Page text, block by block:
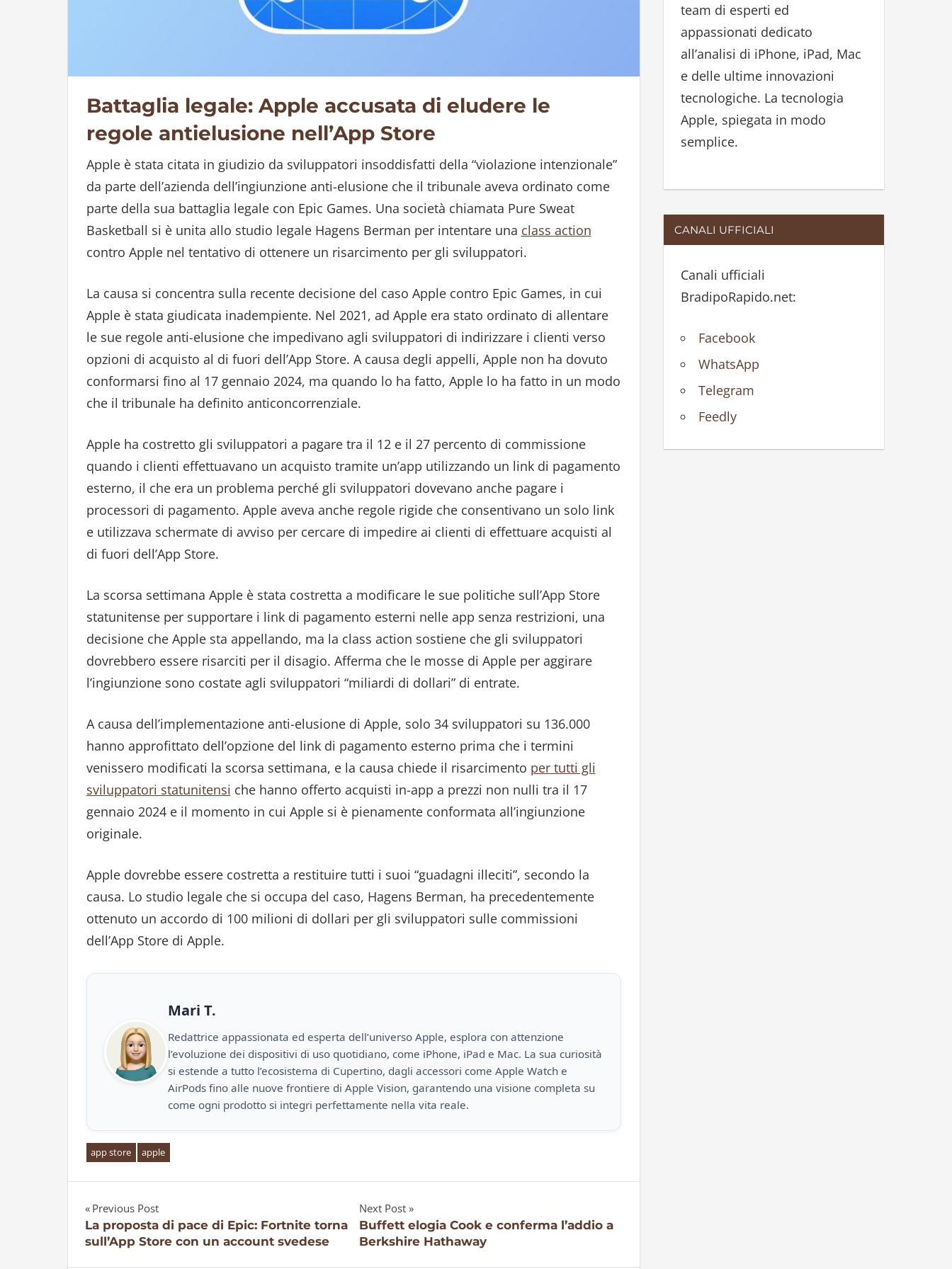
Battaglia legale: Apple accusata di eludere le
regole antielusione nell’App Store
Apple è stata citata in giudizio da sviluppatori insoddisfatti della “violazione intenzionale”
da parte dell’azienda dell’ingiunzione anti-elusione che il tribunale aveva ordinato come
parte della sua battaglia legale con Epic Games. Una società chiamata Pure Sweat
Basketball si è unita allo studio legale Hagens Berman per intentare una class action
contro Apple nel tentativo di ottenere un risarcimento per gli sviluppatori.
La causa si concentra sulla recente decisione del caso Apple contro Epic Games, in cui
Apple è stata giudicata inadempiente. Nel 2021, ad Apple era stato ordinato di allentare
le sue regole anti-elusione che impedivano agli sviluppatori di indirizzare i clienti verso
opzioni di acquisto al di fuori dell’App Store. A causa degli appelli, Apple non ha dovuto
conformarsi fino al 17 gennaio 2024, ma quando lo ha fatto, Apple lo ha fatto in un modo
che il tribunale ha definito anticoncorrenziale.
Apple ha costretto gli sviluppatori a pagare tra il 12 e il 27 percento di commissione
quando i clienti effettuavano un acquisto tramite un’app utilizzando un link di pagamento
esterno, il che era un problema perché gli sviluppatori dovevano anche pagare i
processori di pagamento. Apple aveva anche regole rigide che consentivano un solo link
e utilizzava schermate di avviso per cercare di impedire ai clienti di effettuare acquisti al
di fuori dell’App Store.
La scorsa settimana Apple è stata costretta a modificare le sue politiche sull’App Store
statunitense per supportare i link di pagamento esterni nelle app senza restrizioni, una
decisione che Apple sta appellando, ma la class action sostiene che gli sviluppatori
dovrebbero essere risarciti per il disagio. Afferma che le mosse di Apple per aggirare
l’ingiunzione sono costate agli sviluppatori “miliardi di dollari” di entrate.
A causa dell’implementazione anti-elusione di Apple, solo 34 sviluppatori su 136.000
hanno approfittato dell’opzione del link di pagamento esterno prima che i termini
venissero modificati la scorsa settimana, e la causa chiede il risarcimento per tutti gli
sviluppatori statunitensi che hanno offerto acquisti in-app a prezzi non nulli tra il 17
gennaio 2024 e il momento in cui Apple si è pienamente conformata all’ingiunzione
originale.
Apple dovrebbe essere costretta a restituire tutti i suoi “guadagni illeciti”, secondo la
causa. Lo studio legale che si occupa del caso, Hagens Berman, ha precedentemente
ottenuto un accordo di 100 milioni di dollari per gli sviluppatori sulle commissioni
dell’App Store di Apple.
Mari T.
Redattrice appassionata ed esperta dell’universo Apple, esplora con attenzione
l’evoluzione dei dispositivi di uso quotidiano, come iPhone, iPad e Mac. La sua curiosità
si estende a tutto l’ecosistema di Cupertino, dagli accessori come Apple Watch e
AirPods fino alle nuove frontiere di Apple Vision, garantendo una visione completa su
come ogni prodotto si integri perfettamente nella vita reale.
app store apple
Navigazione
articoli
Previous Post
La proposta di pace di Epic: Fortnite torna
sull’App Store con un account svedese
Next Post
Buffett elogia Cook e conferma l’addio a
Berkshire Hathaway
:
team di esperti ed
appassionati dedicato
all’analisi di iPhone, iPad, Mac
e delle ultime innovazioni
tecnologiche. La tecnologia
Apple, spiegata in modo
semplice.
CANALI UFFICIALI
Canali ufficiali
BradipoRapido.net:
Facebook
WhatsApp
Telegram
Feedly